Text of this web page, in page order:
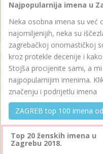
Najpopularnija imena u
Neka osobna imena su već
najomiljenijih, neka su
zagrebačkoj onomastičkoj
kroz protekle decenije i
Stojša procijenite sami, a
najpopularnijim imenima.
značenju i podrijetlu imena
ZAGREB top 100 imena
Top 20 ženskih imena u
Zagrebu 2018.